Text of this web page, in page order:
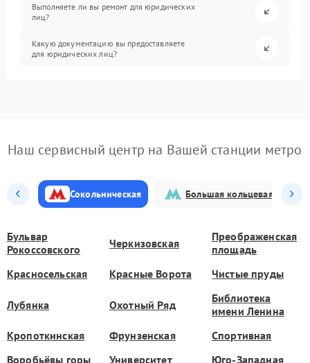
Выполняете ли вы ремонт для юридических
лиц?
Какую документацию вы предоставляете
для юридических лиц?
Наш сервисный центр на Вашей станции метро
Сокольническая Большая кольцевая
Бульвар
Рокоссовского
Черкизовская
Преображенская
площадь
Красносельская
Красные Ворота Чистые пруды
Лубянка Охотный Ряд
Библиотека
имени Ленина
Кропоткинская
Фрунзенская
Спортивная
Воробьёвы горы
Университет Юго-Западная